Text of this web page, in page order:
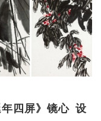
四屏》镜心 设